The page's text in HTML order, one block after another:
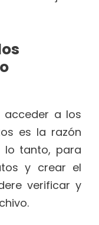
acceder a los
es la razón
lo tanto, para
y crear el
verificar y